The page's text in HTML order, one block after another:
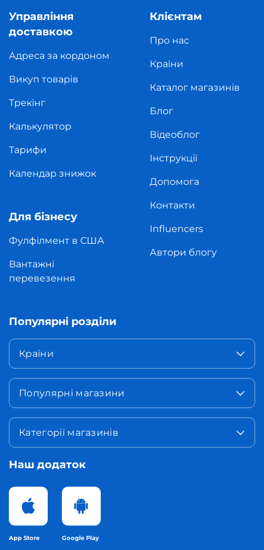
Управління
доставкою
Адреса за кордоном
Викуп товарів
Трекінг
Калькулятор
Тарифи
Календар знижок
Для бізнесу
Фулфілмент в США
Вантажні
перевезення
Клієнтам
Про нас
Країни
Каталог магазинів
Блог
Відеоблог
Інструкції
Допомога
Контакти
Influencers
Автори блогу
Популярні розділи
Країни
Популярні магазини
Категорії магазинів
Наш додаток
App Store Google Play